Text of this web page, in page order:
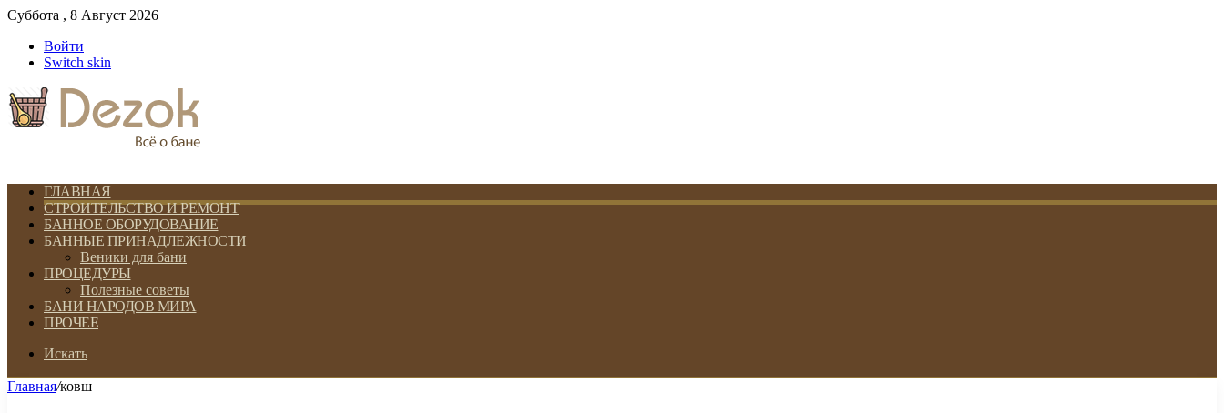
Суббота , 8 Август 2026
Войти
Switch skin
ГЛАВНАЯ
СТРОИТЕЛЬСТВО И РЕМОНТ
БАННОЕ ОБОРУДОВАНИЕ
БАННЫЕ ПРИНАДЛЕЖНОСТИ
Веники для бани
ПРОЦЕДУРЫ
Полезные советы
БАНИ НАРОДОВ МИРА
ПРОЧЕЕ
Искать
Главная/ковш